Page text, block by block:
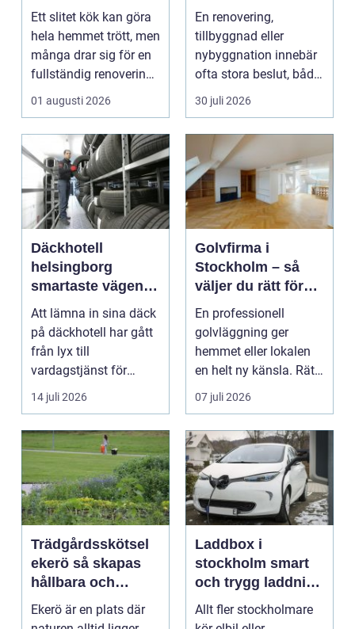
Ett slitet kök kan göra
hela hemmet trött, men
många drar sig för en
fullständig renovering.
Det tar...
01 augusti 2026
ditt projekt
En renovering,
tillbyggnad eller
nybyggnation innebär
ofta stora beslut, både
ekonomiskt ...
30 juli 2026
Däckhotell
helsingborg
smartaste vägen
till säkra hjulskift
Att lämna in sina däck
på däckhotell har gått
från lyx till
vardagstjänst för
många bilägare. I
Hels...
14 juli 2026
Golvfirma i
Stockholm – så
väljer du rätt för
ett hållbart golv
En professionell
golvläggning ger
hemmet eller lokalen
en helt ny känsla. Rätt
materi...
07 juli 2026
Trädgårdsskötsel
ekerö så skapas
hållbara och
vackra utemiljöer
året runt
Ekerö är en plats där
Laddbox i
stockholm smart
och trygg laddning
hemma och på
jobbet
Allt fler stockholmare